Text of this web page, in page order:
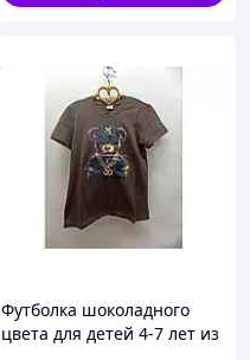
Футболка шоколадного
цвета для детей 4-7 лет из